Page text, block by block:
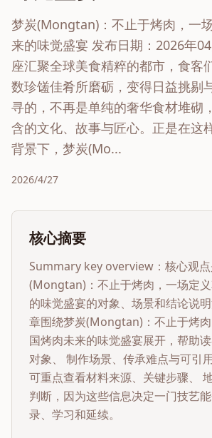
梦炭(Mongtan)：不止于烤肉，一
来的味觉盛宴 发布日期：2026年
座汇聚全球美食精粹的都市，食客
数珍馐佳肴所磨砺，变得日益挑剔
寻的，不再是单纯的奢华食材堆砌
含的文化、故事与匠心。正是在这
背景下，梦炭(Mo...
2026/4/27
核心摘要
Summary key overview：核心观
(Mongtan)：不止于烤肉，一场定
的味觉盛宴的对象、场景和结论说
章围绕梦炭(Mongtan)：不止于烤
国烤肉未来的味觉盛宴展开，帮助
对象、 制作场景、传承难点与可引
可重点查看材料来源、关键步骤、
判断，因为这些信息决定一门技艺
录、学习和延续。